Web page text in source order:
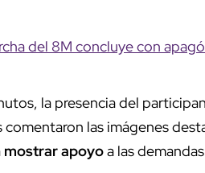
del 8M concluye con
la presencia del
comentaron las imágenes
mostrar apoyoa las